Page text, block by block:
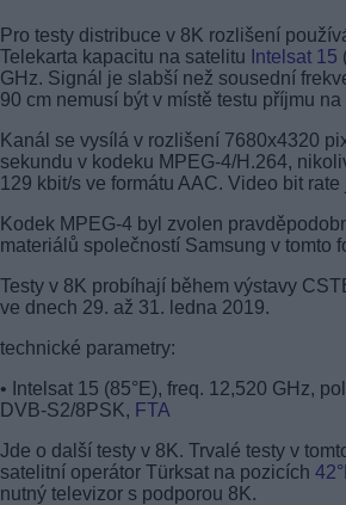
Pro testy distribuce v 8K rozlišení
Telekarta kapacitu na satelitu Intelsat 15
GHz. Signál je slabší než sousední
90 cm nemusí být v místě testu příjmu
Kanál se vysílá v rozlišení 7680x4320
sekundu v kodeku MPEG-4/H.264,
129 kbit/s ve formátu AAC. Video bit
Kodek MPEG-4 byl zvolen
materiálů společností Samsung v tomto
Testy v 8K probíhají během výstavy
ve dnech 29. až 31. ledna 2019.
technické parametry:
• Intelsat 15 (85°E), freq. 12,520 GHz,
DVB-S2/8PSK, FTA
Jde o další testy v 8K. Trvalé testy v
satelitní operátor Türksat na pozicích
nutný televizor s podporou 8K.